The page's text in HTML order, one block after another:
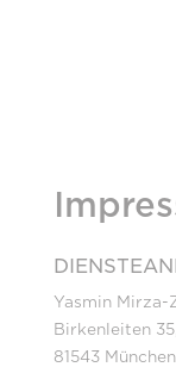
Yasmin Mirza-
Birkenleiten
81543 München